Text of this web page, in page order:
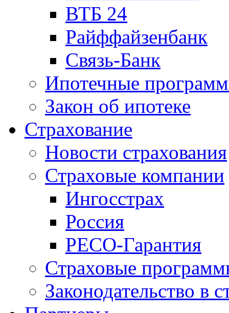
ВТБ 24
Райффайзенбанк
Связь-Банк
Ипотечные
Закон об ипотеке
Страхование
Новости страхования
Страховые компании
Ингосстрах
Россия
РЕСО-Гарантия
Страховые
Законодательство в